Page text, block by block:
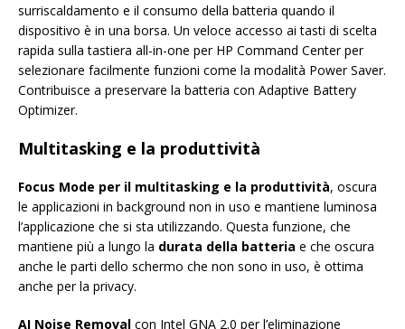
surriscaldamento e il consumo della batteria quando il
dispositivo è in una borsa. Un veloce accesso ai tasti di scelta
rapida sulla tastiera all-in-one per HP Command Center per
selezionare facilmente funzioni come la modalità Power Saver.
Contribuisce a preservare la batteria con Adaptive Battery
Optimizer.
Multitasking e la produttività
Focus Mode per il multitasking e la produttività, oscura
le applicazioni in background non in uso e mantiene luminosa
l’applicazione che si sta utilizzando. Questa funzione, che
mantiene più a lungo la durata della batteria e che oscura
anche le parti dello schermo che non sono in uso, è ottima
anche per la privacy.
AI Noise Removal con Intel GNA 2.0 per l’eliminazione